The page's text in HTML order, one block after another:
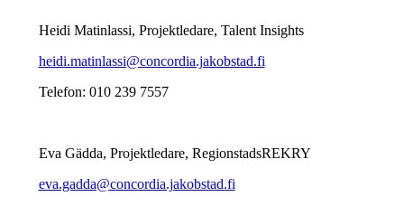
Heidi Matinlassi, Projektledare, Talent Insights
heidi.matinlassi@concordia.jakobstad.fi
Telefon: 010 239 7557
Eva Gädda, Projektledare, RegionstadsREKRY
eva.gadda@concordia.jakobstad.fi